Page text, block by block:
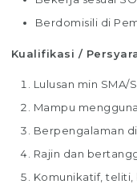
Berdomisili di
Kualifikasi /
Lulusan min SMA/
Mampu
Berpengalaman
Rajin dan
Komunikatif,